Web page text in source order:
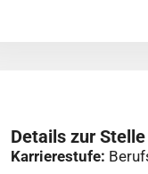
Details zur Stelle
Karrierestufe: